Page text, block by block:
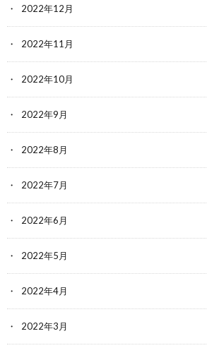
2022年12月
2022年11月
2022年10月
2022年9月
2022年8月
2022年7月
2022年6月
2022年5月
2022年4月
2022年3月